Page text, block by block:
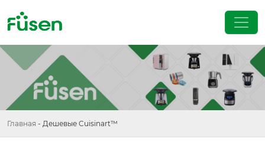
Главная - Дешевые Cuisinart™